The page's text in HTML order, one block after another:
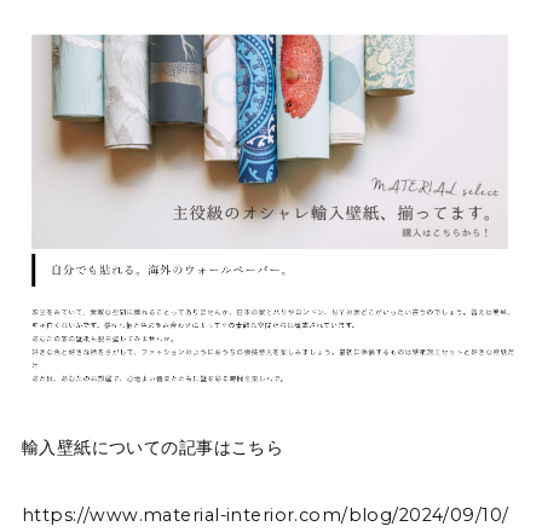
輸入壁紙についての記事はこちら
https://www.material-interior.com/blog/2024/09/10/